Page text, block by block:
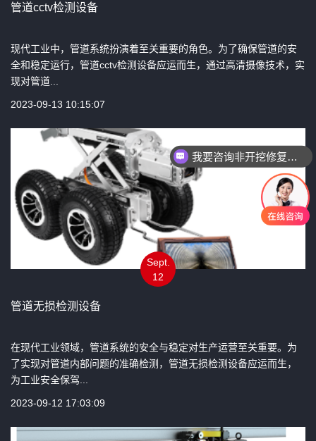
管道cctv检测设备
现代工业中，管道系统扮演着至关重要的角色。为了确保管道的安
全和稳定运行，管道cctv检测设备应运而生，通过高清摄像技术，实
现对管道...
2023-09-13 10:15:07
Sept.
12
管道无损检测设备
在现代工业领域，管道系统的安全与稳定对生产运营至关重要。为
了实现对管道内部问题的准确检测，管道无损检测设备应运而生，
为工业安全保驾...
2023-09-12 17:03:09